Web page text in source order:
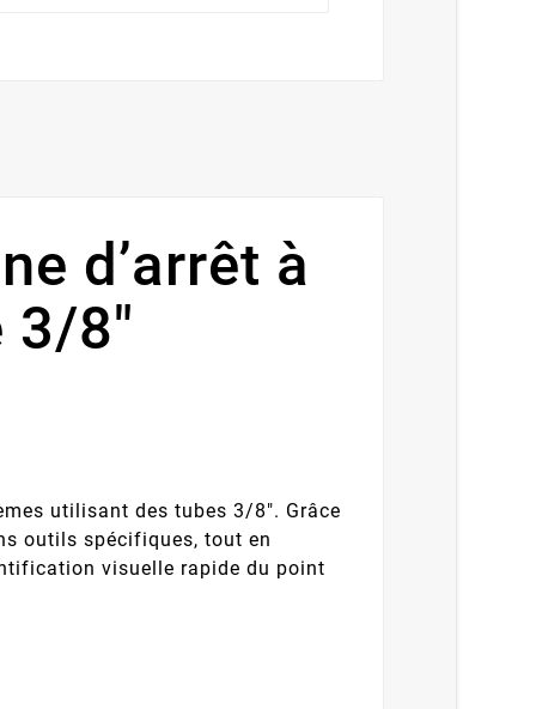
d’arrêt à
3/8"
utilisant des tubes 3/8". Grâce
outils spécifiques, tout en
visuelle rapide du point